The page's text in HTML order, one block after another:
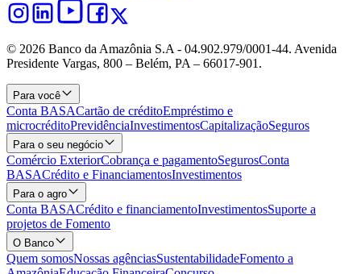
© 2026 Banco da Amazônia S.A - 04.902.979/0001‐44. Avenida
Presidente Vargas, 800 – Belém, PA – 66017-901.
Para você
Conta BASACartão de créditoEmpréstimo e
microcréditoPrevidênciaInvestimentosCapitalizaçãoSeguros
Para o seu negócio
Comércio ExteriorCobrança e pagamentoSegurosConta
BASACrédito e FinanciamentosInvestimentos
Para o agro
Conta BASACrédito e financiamentoInvestimentosSuporte a
projetos de Fomento
O Banco
Quem somosNossas agênciasSustentabilidadeFomento a